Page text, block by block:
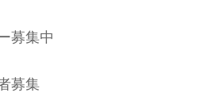
募集中
募集